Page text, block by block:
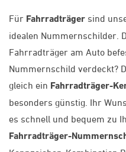
Für Fahrradträger sind
idealen Nummernschilder.
Fahrradträger am Auto
Nummernschild verdeckt?
gleich ein Fahrradträger-
besonders günstig. Ihr
es schnell und bequem zu
Fahrradträger-